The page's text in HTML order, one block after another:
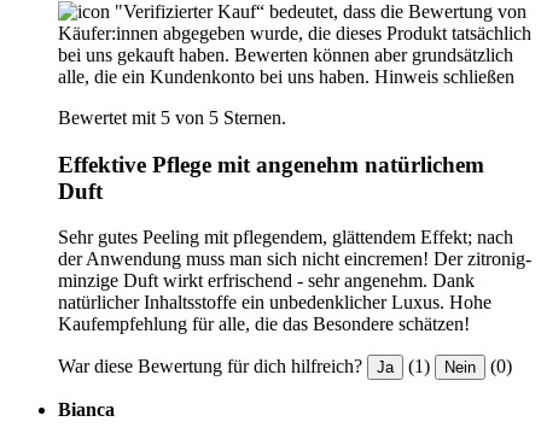
"Verifizierter Kauf“ bedeutet, dass die Bewertung von
Käufer:innen abgegeben wurde, die dieses Produkt tatsächlich
bei uns gekauft haben. Bewerten können aber grundsätzlich
alle, die ein Kundenkonto bei uns haben. Hinweis schließen
Bewertet mit 5 von 5 Sternen.
Effektive Pflege mit angenehm natürlichem
Duft
Sehr gutes Peeling mit pflegendem, glättendem Effekt; nach
der Anwendung muss man sich nicht eincremen! Der zitronig-
minzige Duft wirkt erfrischend - sehr angenehm. Dank
natürlicher Inhaltsstoffe ein unbedenklicher Luxus. Hohe
Kaufempfehlung für alle, die das Besondere schätzen!
War diese Bewertung für dich hilfreich? Ja (1) Nein (0)
Bianca